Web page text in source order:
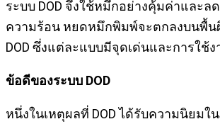
ระบบ DOD จึงใช้หมึกอย่างคุ้มค่าและ
ความร้อน หยดหมึกพิมพ์จะตกลงบนพื้นผิ
DOD ซึ่งแต่ละแบบมีจุดเด่นและการใช้
ข้อดีของระบบ DOD
หนึ่งในเหตุผลที่ DOD ได้รับความนิย